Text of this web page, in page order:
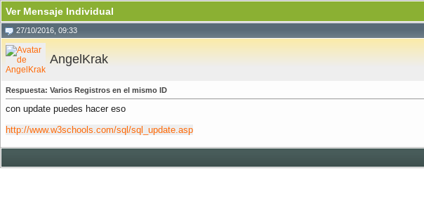
Ver Mensaje Individual
27/10/2016, 09:33
AngelKrak
Respuesta: Varios Registros en el mismo ID
con update puedes hacer eso
http://www.w3schools.com/sql/sql_update.asp